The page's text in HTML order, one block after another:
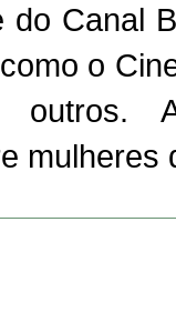
do Canal
o
outros.
mulheres